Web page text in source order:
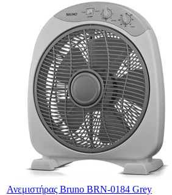
Ανεμιστήρας Bruno BRN-0184 Grey